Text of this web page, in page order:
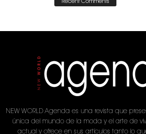
Recent Comments
NEW WORLD Agenda es una revista que
única del mundo de la moda y el arte de
actual y ofrece en sus artículos tanto lo